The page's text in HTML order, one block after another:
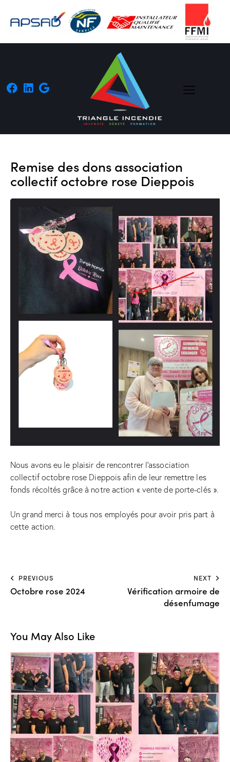
Remise des dons association
collectif octobre rose Dieppois
Nous avons eu le plaisir de rencontrer l’association
collectif octobre rose Dieppois afin de leur remettre les
fonds récoltés grâce à notre action « vente de porte-clés ».
Un grand merci à tous nos employés pour avoir pris part à
cette action.
PREVIOUS
Octobre rose 2024
NEXT
Vérification armoire de
désenfumage
You May Also Like